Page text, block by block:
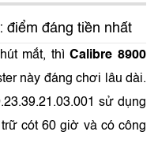
điểm đáng tiền nhất
mắt, thìCalibre 8900
này đáng chơi lâu dài.
sử dụng
cót 60 giờ và có công